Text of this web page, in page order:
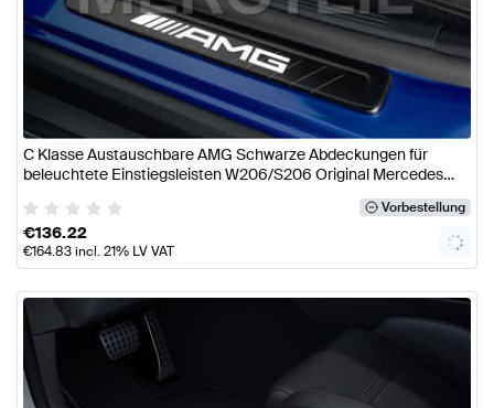
C Klasse Austauschbare AMG Schwarze Abdeckungen für
beleuchtete Einstiegsleisten W206/S206 Original Mercedes
Vorbestellung
€136.22
€164.83incl. 21% LV VAT